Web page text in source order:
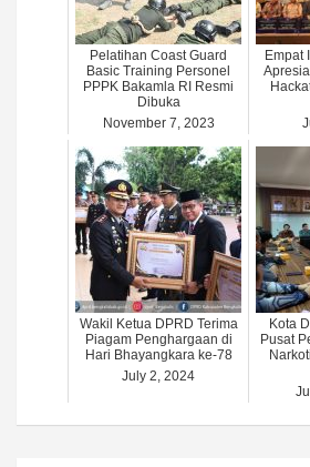
Pelatihan Coast Guard
Basic Training Personel
PPPK Bakamla RI Resmi
Dibuka
November 7, 2023
Empat
Wakil Ketua DPRD Terima
Piagam Penghargaan di
Hari Bhayangkara ke-78
July 2, 2024
Kota
Pusat